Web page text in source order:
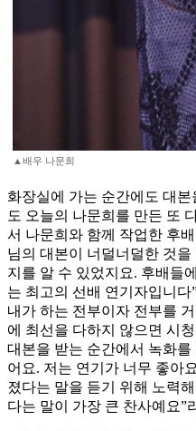
▲배우 나문희
화장실에 가는 순간에도 대
도 오늘의 나문희를 만든 또
서 나문희와 함께 작업한 후
님의 대본이 너덜너덜한 것
지를 알 수 있었지요. 후배들
는 최고의 선배 연기자입니
내가 하는 전부이자 전부를
에 최선을 다하지 않으면 시
대본을 받는 순간에서 녹화
어요. 저는 연기가 너무 좋아
졌다는 말을 듣기 위해 노력
다는 말이 가장 큰 찬사예요”